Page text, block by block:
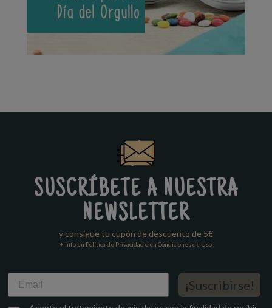
SUSCRÍBETE A NUESTRA
NEWSLETTER
y consigue tu cupón de descuento de 5€
+ info en Política de Privacidad o en Condiciones de Uso
Email
¡Suscribirse!